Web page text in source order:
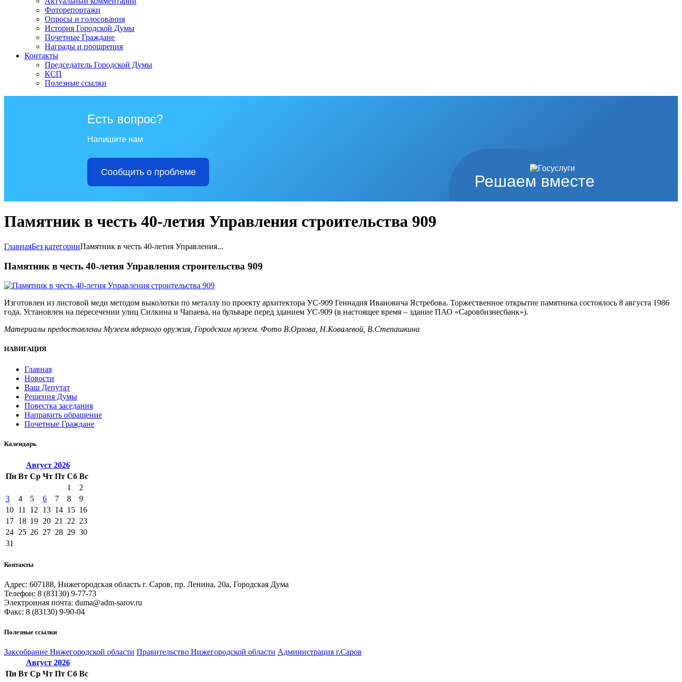
Фоторепортажи
Опросы и голосования
История Городской Думы
Почетные Граждане
Награды и поощрения
Контакты
Председатель Городской Думы
КСП
Полезные ссылки
Решаем вместе
Есть вопрос?
Напишите нам
Сообщить о проблеме
Памятник в честь 40-летия Управления строительства 909
ГлавнаяБез категорииПамятник в честь 40-летия Управления...
Памятник в честь 40-летия Управления строительства 909
Изготовлен из листовой меди методом выколотки по металлу по проекту архитектора УС-909 Геннадия Ивановича Ястребова. Торжественное открытие памятника состоялось 8 августа 1986
года. Установлен на пересечении улиц Силкина и Чапаева, на бульваре перед зданием УС-909 (в настоящее время – здание ПАО «Саровбизнесбанк»).
Материалы предоставлены Музеем ядерного оружия, Городским музеем. Фото В.Орлова, Н.Ковалевой, В.Степашкина
НАВИГАЦИЯ
Главная
Новости
Ваш Депутат
Решения Думы
Повестка заседания
Направить обращение
Почетные Граждане
Календарь
Август 2026
Пн Вт Ср Чт Пт Сб Вс
1
2
3
4 5 6 7 8
9
10 11 12 13 14 15 16
17 18 19 20 21 22 23
24 25 26 27 28 29 30
31
Контакты
Адрес: 607188, Нижегородская область г. Саров, пр. Ленина, 20а, Городская Дума
Телефон: 8 (83130) 9-77-73
Электронная почта: duma@adm-sarov.ru
Факс: 8 (83130) 9-90-04
Полезные ссылки
Закcобрание Нижегородской области Правительство Нижегородской области Администрация г.Саров
Август 2026
Пн Вт Ср Чт Пт Сб Вс